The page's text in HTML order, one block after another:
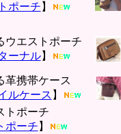
ポーチ 】
ウエストポーチ
ーナル】
革携帯ケース
ルケース 】
トポーチ
ポーチ 】